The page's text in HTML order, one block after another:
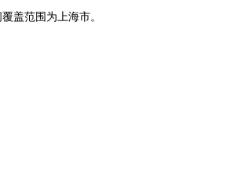
盖范围为上海市。